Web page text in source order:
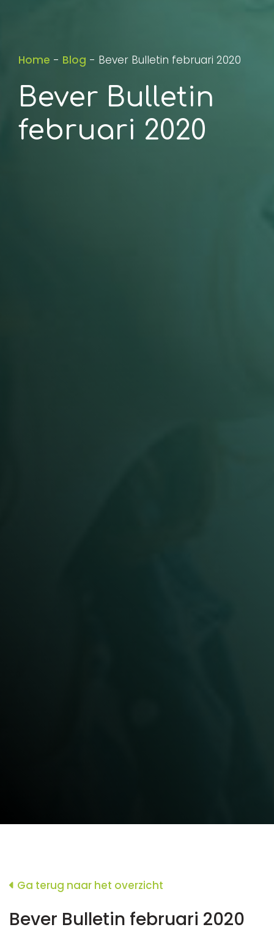
Home - Blog - Bever Bulletin februari 2020
Bever Bulletin
februari 2020
Ga terug naar het overzicht
Bever Bulletin februari 2020